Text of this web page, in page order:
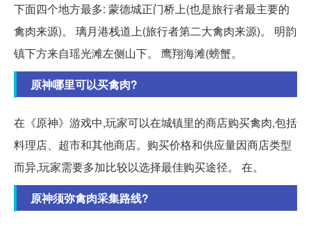
下面四个地方最多: 蒙德城正门桥上(也是旅行者最主要的
禽肉来源)。 璃月港栈道上(旅行者第二大禽肉来源)。 明韵
镇下方来自瑶光滩左侧山下。 鹰翔海滩(螃蟹。
原神哪里可以买禽肉?
在《原神》游戏中,玩家可以在城镇里的商店购买禽肉,包括
料理店、超市和其他商店。购买价格和供应量因商店类型
而异,玩家需要多加比较以选择最佳购买途径。 在。
原神须弥禽肉采集路线?